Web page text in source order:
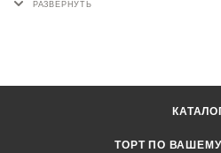
логотипом в виде буквы R. Для
ТОРТ ПО